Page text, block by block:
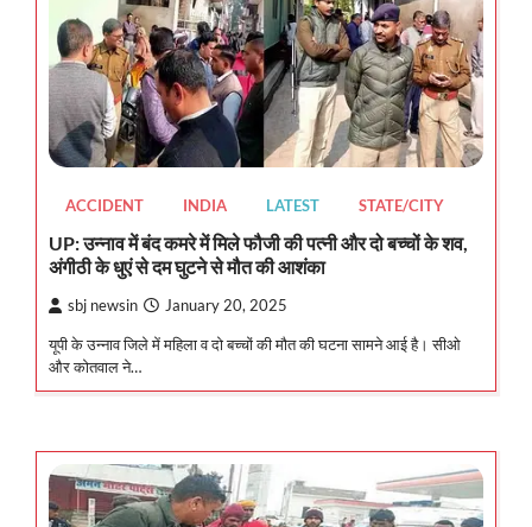
ACCIDENT INDIA LATEST STATE/CITY
UP: उन्नाव में बंद कमरे में मिले फौजी की पत्नी और दो बच्चों के शव,
अंगीठी के धुएं से दम घुटने से मौत की आशंका
sbj newsin January 20, 2025
यूपी के उन्नाव जिले में महिला व दो बच्चों की मौत की घटना सामने आई है। सीओ
और कोतवाल ने…